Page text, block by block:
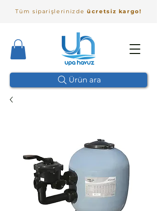
Tüm siparişlerinizde ücretsiz kargo!
Ürün ara